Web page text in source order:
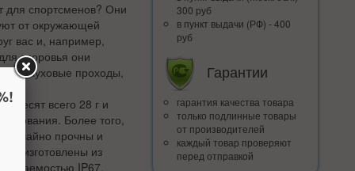
для спортсменов? Они
от окружающей
вас и, например,
здоровья они
в слуховые проходы,
весят всего 28 г и
Более того,
прочны и
изготовлены из
IP67,
300 руб
в пункт выдачи (РФ) - 400
руб
Гарантии
гарантия качества товара
только подлинные товары
от производителей
каждый товар проверяют
перед отправкой